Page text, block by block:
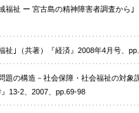
福祉 ー 宮古島の精神障害者調査から｣
祉｣（共著）『経済』2008年4月号、
題の構造－社会保障・社会福祉の対象
13-2、2007、pp.69-98